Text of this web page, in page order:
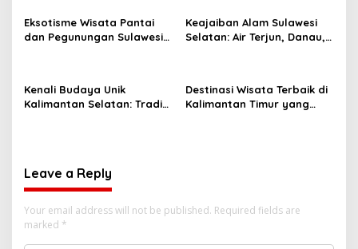
Eksotisme Wisata Pantai
dan Pegunungan Sulawesi
Keajaiban Alam Sulawesi
Selatan: Air Terjun, Danau,
Kenali Budaya Unik
Kalimantan Selatan: Tradisi
Destinasi Wisata Terbaik di
Kalimantan Timur yang
Leave a Reply
Your email address will not be published. Required fields are
marked *